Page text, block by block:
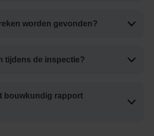
worden gevonden?
tijdens de inspectie?
bouwkundig rapport